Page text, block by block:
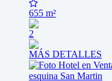
655 m²
2
MÁS DETALLES